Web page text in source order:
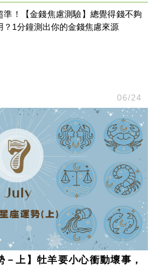
準！【金錢焦慮測驗】總覺得錢不夠
？1分鐘測出你的金錢焦慮來源
06/24
－上】牡羊要小心衝動壞事，